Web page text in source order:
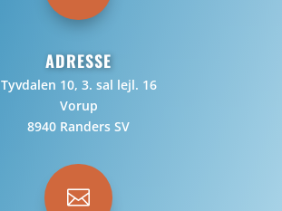
ADRESSE
Tyvdalen 10, 3. sal lejl. 16
Vorup
8940 Randers SV
